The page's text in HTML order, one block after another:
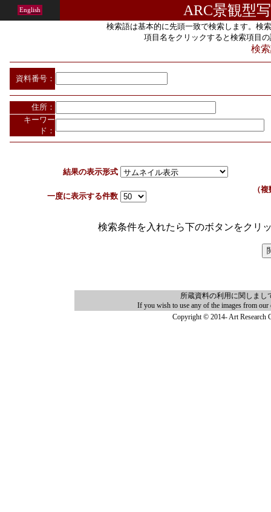
English ARC景観型
検索語は基本的に先頭一致で検索します。検
項目名をクリックすると検索項目
検
資料番号：
住所：
キーワー
ド：
結果の表示形式
（
一度に表示する件数
検索条件を入れたら下のボタンをクリ
所蔵資料の利用に関しまし
If you wish to use any of the images from our
Copyright © 2014- Art Research